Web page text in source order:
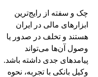
چک و سفته از رایج‌ترین
ابزارهای مالی در ایران
هستند و تخلف در صدور یا
وصول آن‌ها می‌تواند
پیامدهای جدی داشته باشد.
وکیل بانکی با تجربه، نحوه